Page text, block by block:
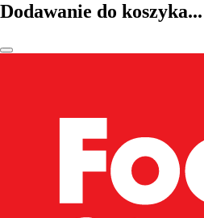
Dodawanie do koszyka...